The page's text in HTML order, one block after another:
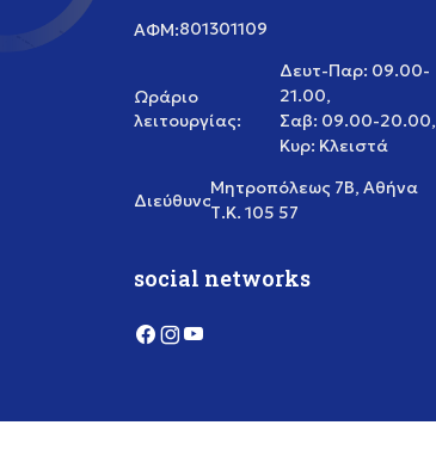
ΑΦΜ:801301109
Ωράριο
λειτουργίας:
Δευτ-Παρ: 09.00-
21.00,
Σαβ: 09.00-20.00,
Κυρ: Κλειστά
Διεύθυνση:
Μητροπόλεως 7Β, Αθήνα
Τ.Κ. 105 57
social networks